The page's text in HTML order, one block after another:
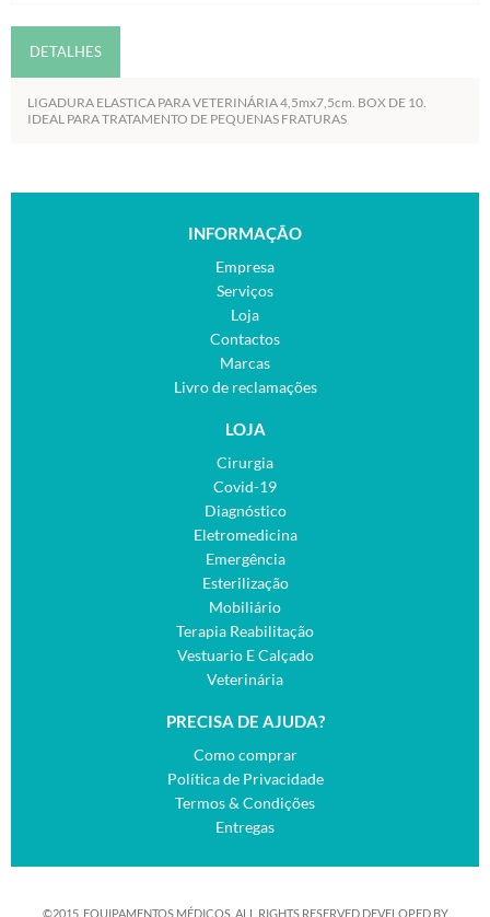
DETALHES
LIGADURA ELASTICA PARA VETERINÁRIA 4,5mx7,5cm. BOX DE 10.
IDEAL PARA TRATAMENTO DE PEQUENAS FRATURAS
INFORMAÇÃO
Empresa
Serviços
Loja
Contactos
Marcas
Livro de reclamações
LOJA
Cirurgia
Covid-19
Diagnóstico
Eletromedicina
Emergência
Esterilização
Mobiliário
Terapia Reabilitação
Vestuario E Calçado
Veterinária
PRECISA DE AJUDA?
Como comprar
Política de Privacidade
Termos & Condições
Entregas
©2015. EQUIPAMENTOS MÉDICOS. ALL RIGHTS RESERVED.DEVELOPED BY